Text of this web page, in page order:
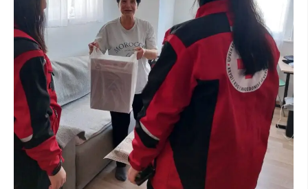
СОЦИЈАЛНО ХУМАНИТАРНА ДЕЈНОСТ
КАКО ДА ДОНИРАТЕ
ПОДГОТВЕНОСТ И ДЕЈСТВО ПРИ КАТАСТРОФИ
ТИМОВИ НА ООЦК
СПАСИТЕЛНА СТАНИЦА ВОДНО
ПРОЕКТИ – ПОДГОТВЕНОСТ И ДЕЈСТВУВАЊЕ ПРИ КАТАСТРОФИ
ОДНОСИ СО ЈАВНОСТ